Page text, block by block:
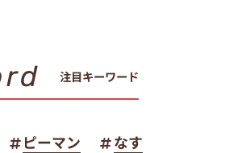
注目キーワード
ピーマン なす